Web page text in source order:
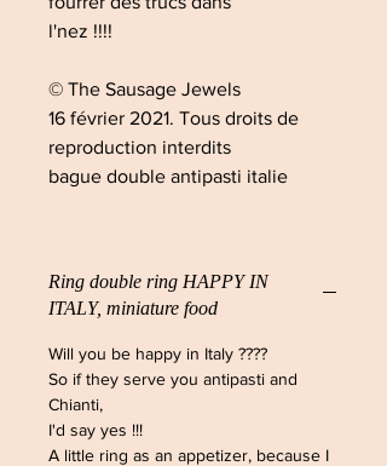
l'nez !!!!
© The Sausage Jewels
16 février 2021. Tous droits de
reproduction interdits
bague double antipasti italie
Ring double ring HAPPY IN
ITALY, miniature food
Will you be happy in Italy ????
So if they serve you antipasti and
Chianti,
I'd say yes !!!
A little ring as an appetizer, because I